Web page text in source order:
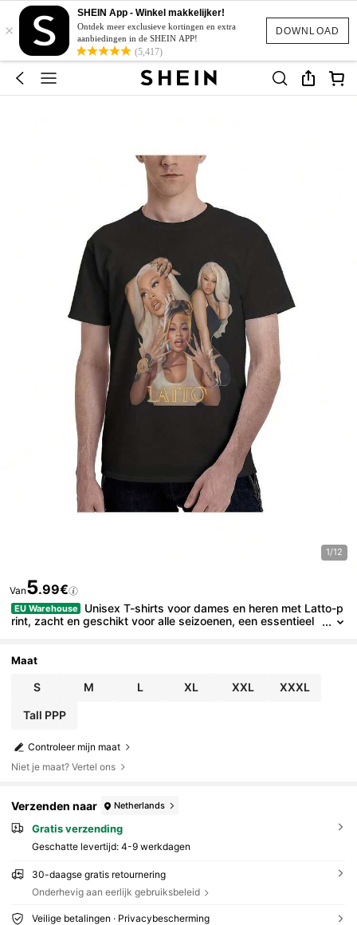
DOWNLOAD
×
SHEIN App - Winkel makkelijker!
Ontdek meer exclusieve kortingen en extra
aanbiedingen in de SHEIN APP!
(5,417)
1/12
Van5.99€
EU Warehouse
Unisex T-shirts voor dames en heren met Latto-p
rint, zacht en geschikt voor alle seizoenen, een essentieel
ans en vrienden - 220 g, loszittend en comfortabel, T-shirts me
Maat
S M L XL XXL XXXL
Tall PPP
Controleer mijn maat
Niet je maat? Vertel ons
Verzenden naar Netherlands
Gratis verzending
Geschatte levertijd: 4-9 werkdagen
30-daagse gratis retournering
Onderhevig aan eerlijk gebruiksbeleid
Veilige betalingen · Privacybescherming